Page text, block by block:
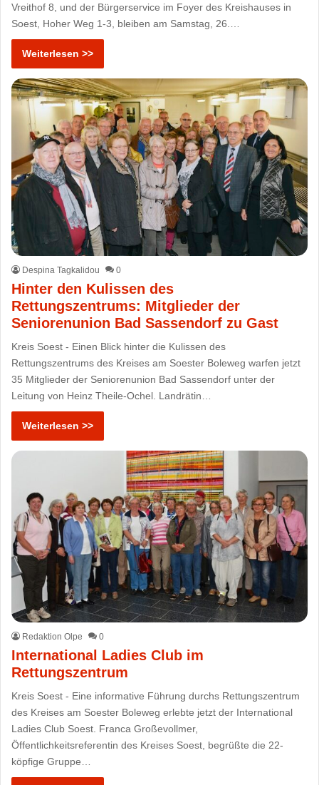
Vreithof 8, und der Bürgerservice im Foyer des Kreishauses in
Soest, Hoher Weg 1-3, bleiben am Samstag, 26.…
Weiterlesen >>
Despina Tagkalidou 0
Hinter den Kulissen des
Rettungszentrums: Mitglieder der
Seniorenunion Bad Sassendorf zu Gast
Kreis Soest - Einen Blick hinter die Kulissen des
Rettungszentrums des Kreises am Soester Boleweg warfen jetzt
35 Mitglieder der Seniorenunion Bad Sassendorf unter der
Leitung von Heinz Theile-Ochel. Landrätin…
Weiterlesen >>
Redaktion Olpe 0
International Ladies Club im
Rettungszentrum
Kreis Soest - Eine informative Führung durchs Rettungszentrum
des Kreises am Soester Boleweg erlebte jetzt der International
Ladies Club Soest. Franca Großevollmer,
Öffentlichkeitsreferentin des Kreises Soest, begrüßte die 22-
köpfige Gruppe…